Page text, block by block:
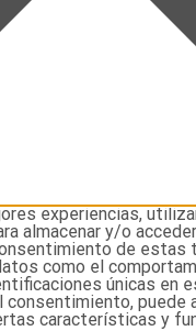
experiencias,
almacenar y/o
de estas
como el
únicas en
consentimiento, puede
características y